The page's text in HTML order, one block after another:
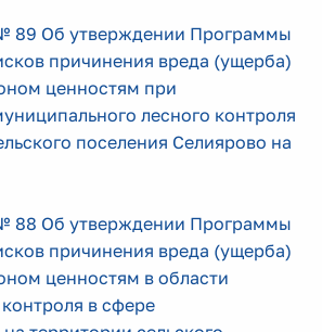
89 Об утверждении Программы
причинения вреда (ущерба)
ценностям при
лесного контроля
поселения Селиярово на
88 Об утверждении Программы
причинения вреда (ущерба)
ценностям в области
в сфере